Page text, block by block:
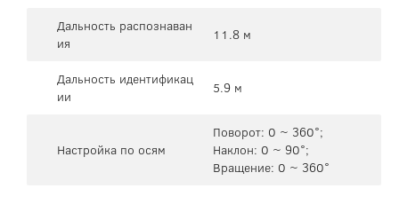
Дальность распознаван
ия
11.8 м
Дальность идентификац
ии
5.9 м
Настройка по осям
Поворот: 0 ~ 360°;
Наклон: 0 ~ 90°;
Вращение: 0 ~ 360°